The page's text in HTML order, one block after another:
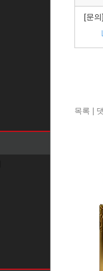
[문의]
목록